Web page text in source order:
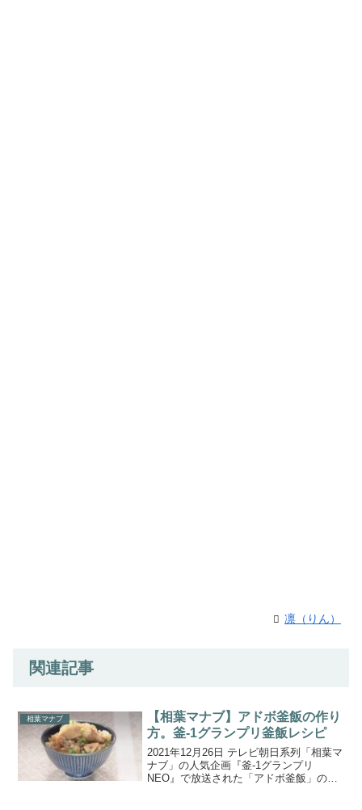
凛（りん）
関連記事
相葉マナブ
【相葉マナブ】アドボ釜飯の作り
方。釜-1グランプリ釜飯レシピ
2021年12月26日 テレビ朝日系列「相葉マ
ナブ」の人気企画『釜-1グランプリ
NEO』で放送された「アドボ釜飯」の作